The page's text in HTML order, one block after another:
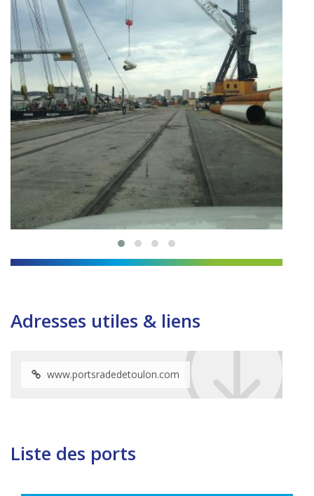
Adresses utiles & liens
www.portsradedetoulon.com
Liste des ports